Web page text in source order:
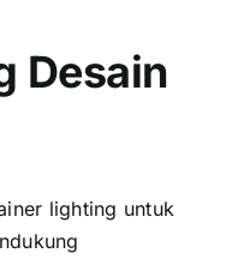
Desain
lighting untuk